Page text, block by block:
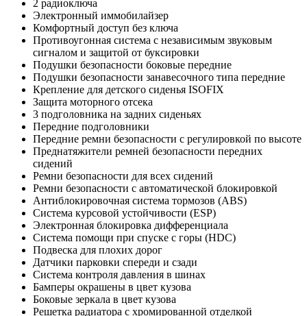
2 радиоключа
Электронный иммобилайзер
Комфортный доступ без ключа
Противоугонная система с независимым звуковым
сигналом и защитой от буксировки
Подушки безопасности боковые передние
Подушки безопасности занавесочного типа передние
Крепление для детского сиденья ISOFIX
Защита моторного отсека
3 подголовника на задних сиденьях
Передние подголовники
Передние ремни безопасности с регулировкой по высоте
Преднатяжители ремней безопасности передних
сидений
Ремни безопасности для всех сидений
Ремни безопасности с автоматической блокировкой
Антиблокировочная система тормозов (ABS)
Система курсовой устойчивости (ESP)
Электронная блокировка дифференциала
Система помощи при спуске с горы (HDC)
Подвеска для плохих дорог
Датчики парковки спереди и сзади
Система контроля давления в шинах
Бамперы окрашены в цвет кузова
Боковые зеркала в цвет кузова
Решетка радиатора с хромированной отделкой